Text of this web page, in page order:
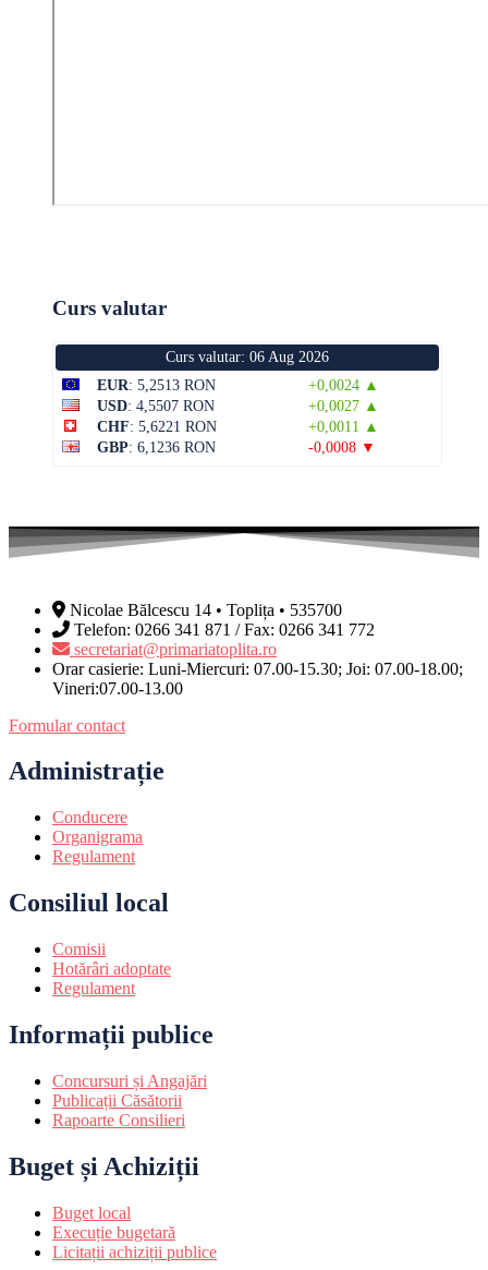
Curs valutar
Curs valutar: 06 Aug 2026
EUR: 5,2513 RON
+0,0024 ▲
USD: 4,5507 RON
+0,0027 ▲
CHF: 5,6221 RON
+0,0011 ▲
GBP: 6,1236 RON -0,0008 ▼
Nicolae Bălcescu 14 • Toplița • 535700
Telefon: 0266 341 871 / Fax: 0266 341 772
secretariat@primariatoplita.ro
Orar casierie: Luni-Miercuri: 07.00-15.30; Joi: 07.00-18.00;
Vineri:07.00-13.00
Formular contact
Administrație
Conducere
Organigrama
Regulament
Consiliul local
Comisii
Hotărâri adoptate
Regulament
Informații publice
Concursuri și Angajări
Publicații Căsătorii
Rapoarte Consilieri
Buget și Achiziții
Buget local
Execuție bugetară
Licitații achiziții publice